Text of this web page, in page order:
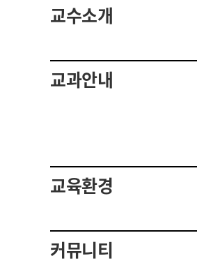
교수소개
교과안내
교육환경
커뮤니티